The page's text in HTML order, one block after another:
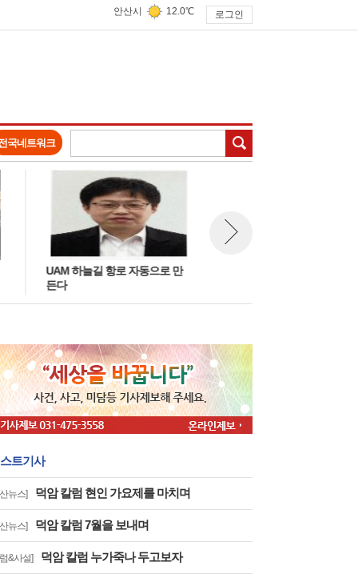
안산시 12.0℃ 로그인
국네트워크
UAM 하늘길 항로 자동으로 만
든다
트기사
뉴스] 덕암 칼럼 현인 가요제를 마치며
뉴스] 덕암 칼럼 7월을 보내며
&사설] 덕암 칼럼 누가죽나 두고보자